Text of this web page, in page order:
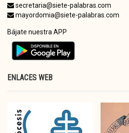
secretaria@siete-palabras.com
mayordomia@siete-palabras.com
Bájate nuestra APP
ENLACES WEB